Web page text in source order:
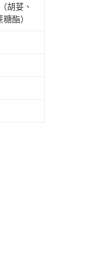
胡荽、
酯）